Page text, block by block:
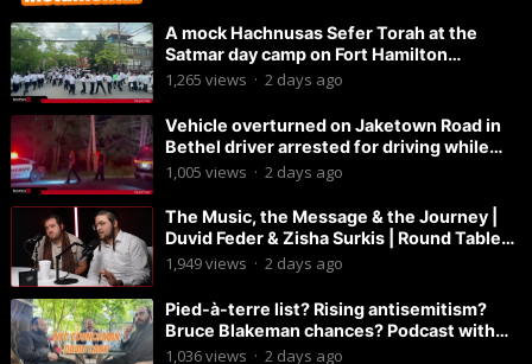
A mock Hachnusas Sefer Torah at the
Satmar day camp on Fort Hamilton
Parkway.
1,265 views · 2 days ago
Vehicle overturned on Jaketown Road in
Bethel driver arrested for driving while
intoxicated.
1,005 views · 2 days ago
The Music, the Message & the Journey |
Duvid Feder & Zisha Surkis | Round Table
#11
1,949views · 2 days ago
Pied-à-terre list? Rising antisemitism?
Bruce Blakeman chances? Podcast with
Councilman David Carr!
1,036views · 2 days ago